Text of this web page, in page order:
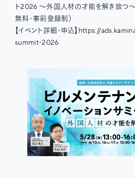
ト2026 〜外国人材の才能を解き放つ〜
無料・事前登録制）
【イベント詳細・申込】https://
summit-2026